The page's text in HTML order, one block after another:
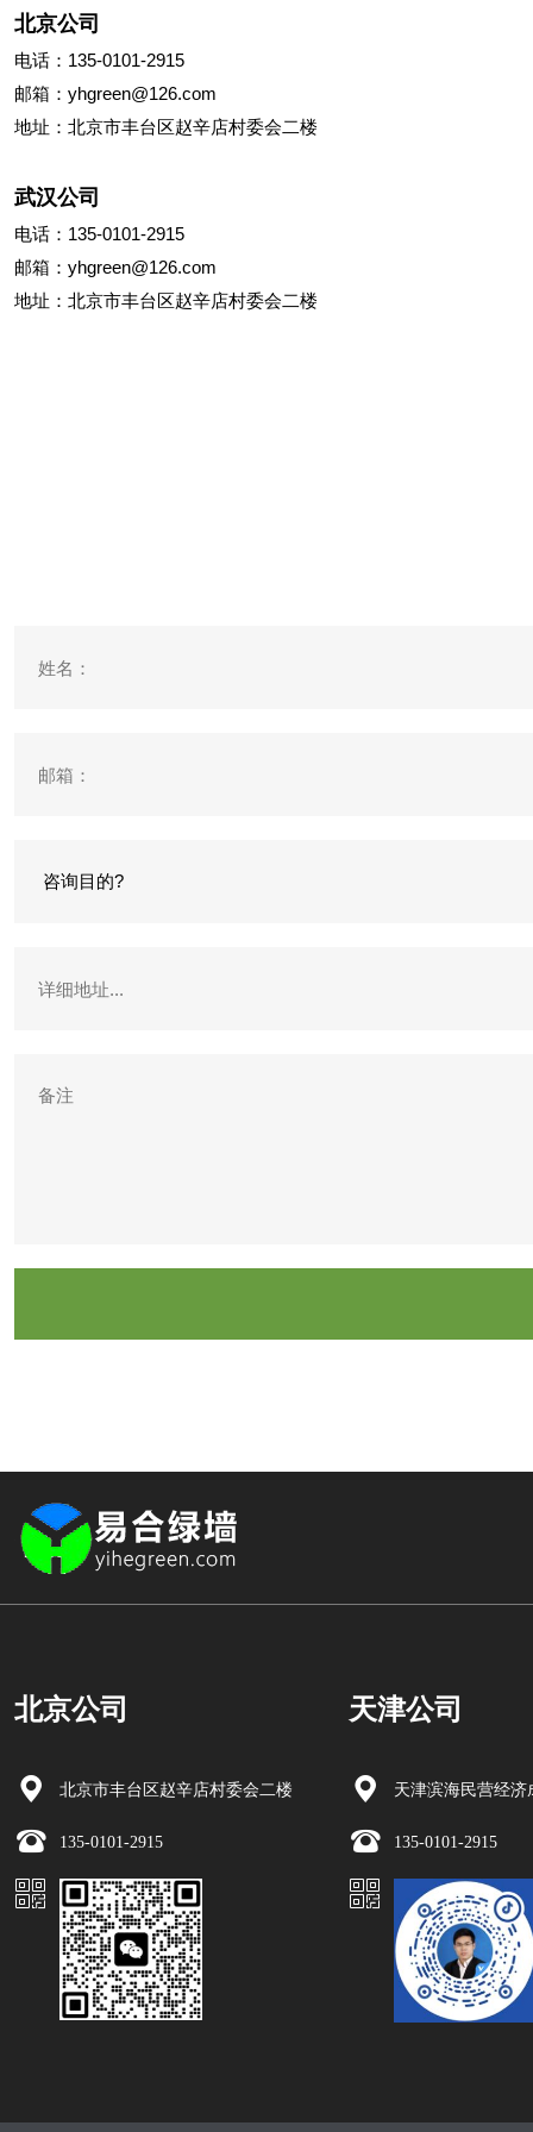
北京公司
电话：135-0101-2915
邮箱：yhgreen@126.com
地址：北京市丰台区赵辛店村委会二楼
武汉公司
电话：135-0101-2915
邮箱：yhgreen@126.com
地址：北京市丰台区赵辛店村委会二楼
北京公司
北京市丰台区赵辛店村委会二楼
135-0101-2915
天津公司
天津滨海民营经济
135-0101-2915